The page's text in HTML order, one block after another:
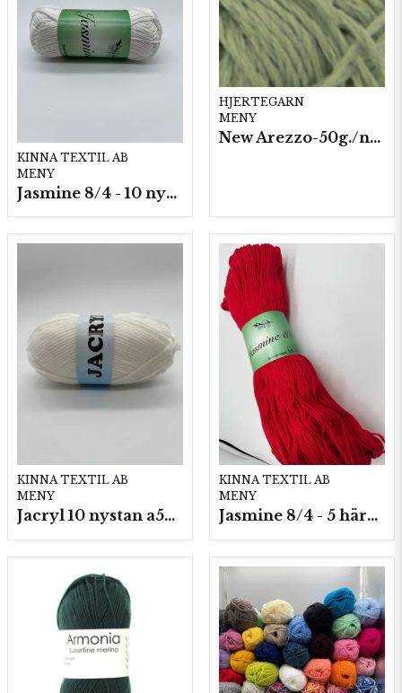
KINNA TEXTIL AB
MENY
Jasmine 8/4 - 10 nystan a50g./fp.
HJERTEGARN
MENY
New Arezzo-50g./nyst. 10 st/fp.
KINNA TEXTIL AB
MENY
Jacryl 10 nystan a50g./fp.
KINNA TEXTIL AB
MENY
Jasmine 8/4 - 5 härvor a200g./fp.